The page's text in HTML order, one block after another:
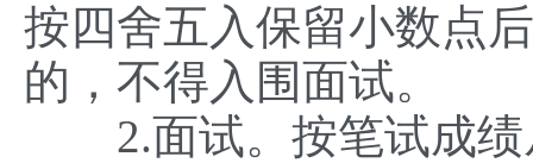
按四舍五入保留小数点
的，不得入围面试。
2.面试。按笔试成绩